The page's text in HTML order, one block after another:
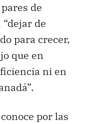
de
de
para crecer,
que en
ni en
por las